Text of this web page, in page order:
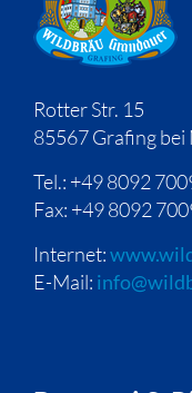
Rotter Str. 15
85567 Grafing bei
Tel.: +49 8092
Fax: +49 8092
Internet:
E-Mail: